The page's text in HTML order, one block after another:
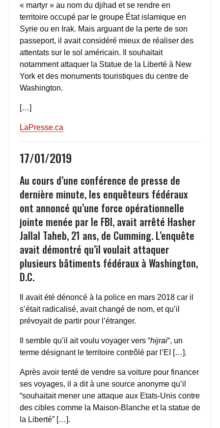
« martyr » au nom du djihad et se rendre en
territoire occupé par le groupe État islamique en
Syrie ou en Irak. Mais arguant de la perte de son
passeport, il avait considéré mieux de réaliser des
attentats sur le sol américain. Il souhaitait
notamment attaquer la Statue de la Liberté à New
York et des monuments touristiques du centre de
Washington.
[…]
LaPresse.ca
17/01/2019
Au cours d’une conférence de presse de
dernière minute, les enquêteurs fédéraux
ont annoncé qu’une force opérationnelle
jointe menée par le FBI, avait arrêté Hasher
Jallal Taheb, 21 ans, de Cumming. L’enquête
avait démontré qu’il voulait attaquer
plusieurs bâtiments fédéraux à Washington,
D.C.
Il avait été dénoncé à la police en mars 2018 car il
s’était radicalisé, avait changé de nom, et qu’il
prévoyait de partir pour l’étranger.
Il semble qu’il ait voulu voyager vers “hijrai“, un
terme désignant le territoire contrôlé par l’EI […].
Après avoir tenté de vendre sa voiture pour financer
ses voyages, il a dit à une source anonyme qu’il
“souhaitait mener une attaque aux Etats-Unis contre
des cibles comme la Maison-Blanche et la statue de
la Liberté” […].